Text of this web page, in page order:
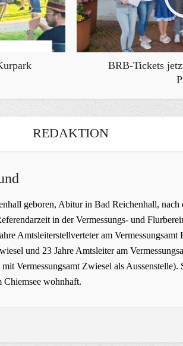
BRB-Tickets
REDAKTION
geboren, Abitur in Bad Reichenhall, nach
in der Vermessungs- und
Amtsleiterstellverteter am
und 23 Jahre Amtsleiter am
Vermessungsamt Zwiesel als Aussenstelle).
Chiemsee wohnhaft.